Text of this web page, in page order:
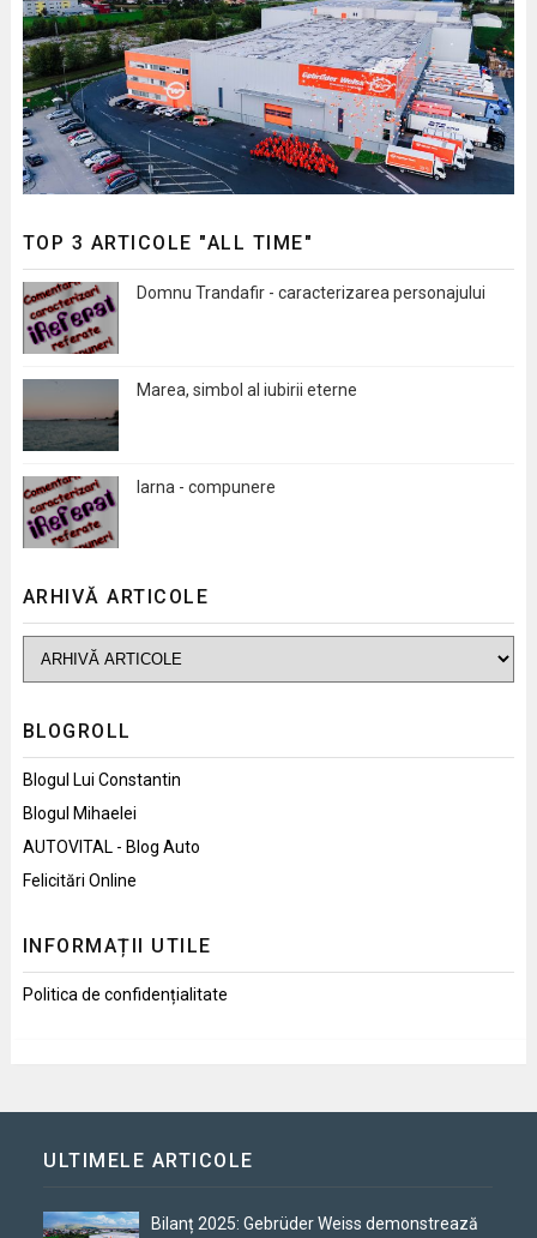
TOP 3 ARTICOLE "ALL TIME"
Domnu Trandafir - caracterizarea personajului
Marea, simbol al iubirii eterne
Iarna - compunere
ARHIVĂ ARTICOLE
BLOGROLL
Blogul Lui Constantin
Blogul Mihaelei
AUTOVITAL - Blog Auto
Felicitări Online
INFORMAȚII UTILE
Politica de confidențialitate
ULTIMELE ARTICOLE
Bilanț 2025: Gebrüder Weiss demonstrează